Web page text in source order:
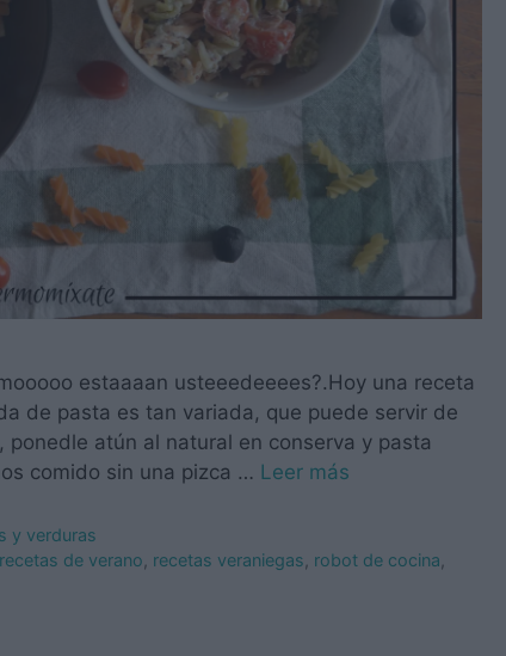
estaaaan usteeedeeees?.Hoy una receta
de pasta es tan variada, que puede servir de
atún al natural en conserva y pasta
comido sin una pizca … Leer más
y verduras
recetas de verano recetas veraniegas robot de cocina